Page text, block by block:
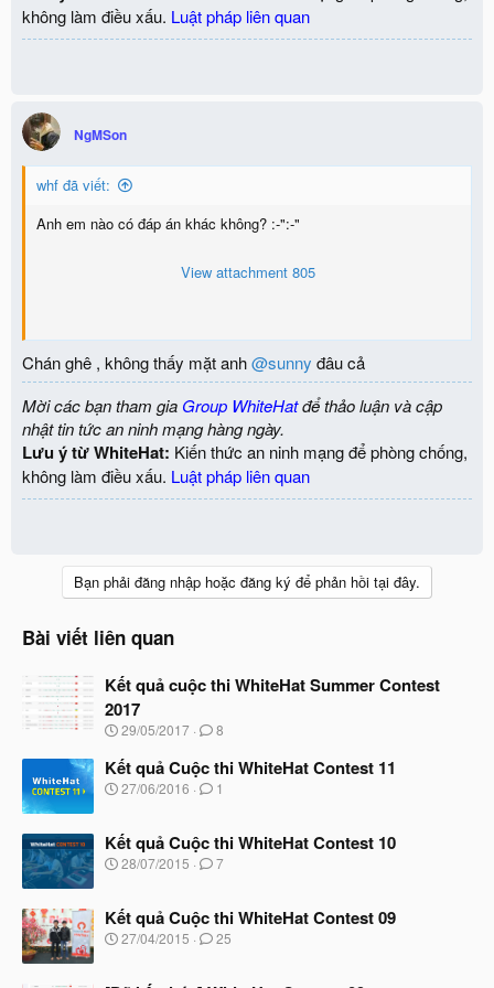
không làm điều xấu. Luật pháp liên quan
NgMSon
whf đã viết:
Anh em nào có đáp án khác không? :-":-"
View attachment 805
Chán ghê , không thấy mặt anh@sunny đâu cả
Mời các bạn tham gia Group WhiteHatđể thảo luận và cập
nhật tin tức an ninh mạng hàng ngày.
Lưu ý từ WhiteHat: Kiến thức an ninh mạng để phòng chống,
không làm điều xấu. Luật pháp liên quan
Bạn phải đăng nhập hoặc đăng ký để phản hồi tại đây.
Bài viết liên quan
Kết quả cuộc thi WhiteHat Summer Contest
2017
N
à
y
b
t
đ
ầ
29/05/2017 8
Kết quả Cuộc thi WhiteHat Contest 11
N
y
b
ắ
đ
ầ
u
27/06/2016 1
Kết quả Cuộc thi WhiteHat Contest 10
N
y
b
ắ
28/07/2015 7
Kết quả Cuộc thi WhiteHat Contest 09
N
27/04/2015 25